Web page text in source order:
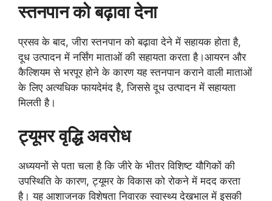
स्तनपान को बढ़ावा देना
प्रसव के बाद, जीरा स्तनपान को बढ़ावा देने में सहायक होता है,
दूध उत्पादन में नर्सिंग माताओं की सहायता करता है।आयरन और
कैल्शियम से भरपूर होने के कारण यह स्तनपान कराने वाली माताओं
के लिए अत्यधिक फायदेमंद है, जिससे दूध उत्पादन में सहायता
मिलती है।
ट्यूमर वृद्धि अवरोध
अध्ययनों से पता चला है कि जीरे के भीतर विशिष्ट यौगिकों की
उपस्थिति के कारण, ट्यूमर के विकास को रोकने में मदद करता
है। यह आशाजनक विशेषता निवारक स्वास्थ्य देखभाल में इसकी